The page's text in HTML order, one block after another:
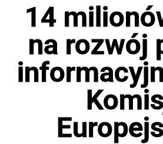
14
na rozwój